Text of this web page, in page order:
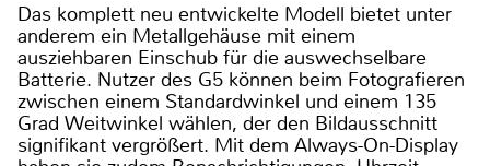
Das komplett neu entwickelte Modell bietet unter
anderem ein Metallgehäuse mit einem
ausziehbaren Einschub für die auswechselbare
Batterie. Nutzer des G5 können beim Fotografieren
zwischen einem Standardwinkel und einem 135
Grad Weitwinkel wählen, der den Bildausschnitt
signifikant vergrößert. Mit dem Always-On-Display